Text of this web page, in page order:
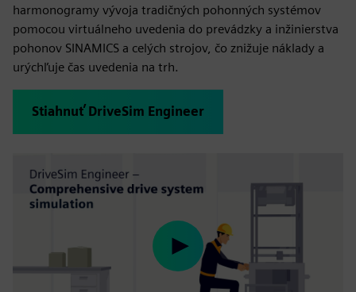
harmonogramy vývoja tradičných pohonných systémov
pomocou virtuálneho uvedenia do prevádzky a inžinierstva
pohonov SINAMICS a celých strojov, čo znižuje náklady a
urýchľuje čas uvedenia na trh.
Stiahnuť DriveSim Engineer
Play